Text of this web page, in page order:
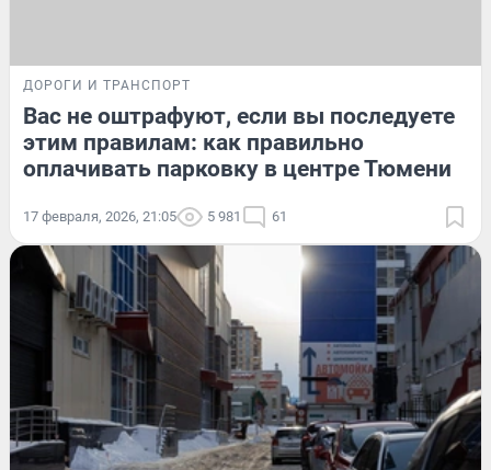
ДОРОГИ И ТРАНСПОРТ
Вас не оштрафуют, если вы последуете
этим правилам: как правильно
оплачивать парковку в центре Тюмени
17 февраля, 2026, 21:05 5 981 61